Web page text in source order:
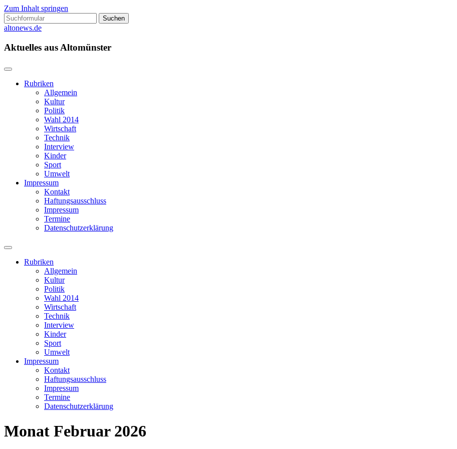
Zum Inhalt springen
Suchen
nach:
altonews.de
Aktuelles aus Altomünster
Rubriken
Allgemein
Kultur
Politik
Wahl 2014
Wirtschaft
Technik
Interview
Kinder
Sport
Umwelt
Impressum
Kontakt
Haftungsausschluss
Impressum
Termine
Datenschutzerklärung
Suchfeld
ein-/ausblenden
Rubriken
Allgemein
Kultur
Politik
Wahl 2014
Wirtschaft
Technik
Interview
Kinder
Sport
Umwelt
Impressum
Kontakt
Haftungsausschluss
Impressum
Termine
Datenschutzerklärung
Monat Februar 2026